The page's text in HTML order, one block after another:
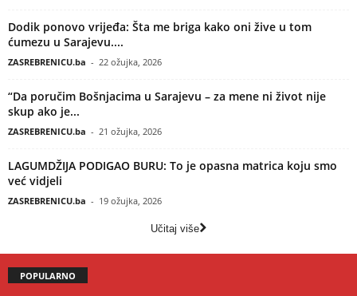
Dodik ponovo vrijeđa: Šta me briga kako oni žive u tom
ćumezu u Sarajevu....
ZASREBRENICU.ba - 22 ožujka, 2026
“Da poručim Bošnjacima u Sarajevu – za mene ni život nije
skup ako je...
ZASREBRENICU.ba - 21 ožujka, 2026
LAGUMDŽIJA PODIGAO BURU: To je opasna matrica koju smo
već vidjeli
ZASREBRENICU.ba - 19 ožujka, 2026
Učitaj više
POPULARNO